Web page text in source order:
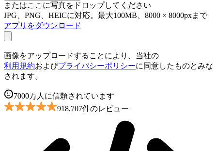
またはここに写真をドロップしてください
JPG、PNG、HEICに対応。最大100MB、8000 × 8000pxまで
アプリをダウンロード
画像をアップロードすることにより、当社の
利用規約およびプライバシーポリシーに同意したものとみな
されます。
7000万人に信頼されています
918,707件のレビュー